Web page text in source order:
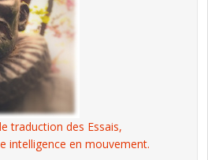
traduction des Essais,
intelligence en mouvement.